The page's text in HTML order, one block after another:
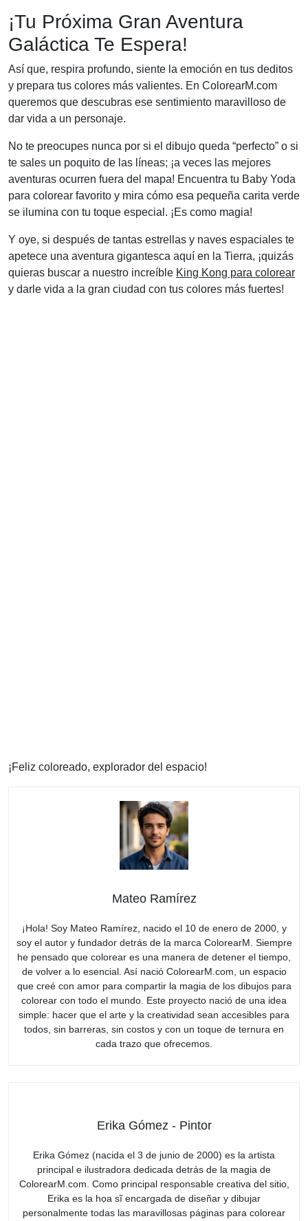
¡Tu Próxima Gran Aventura
Galáctica Te Espera!
Así que, respira profundo, siente la emoción en tus deditos
y prepara tus colores más valientes. En ColorearM.com
queremos que descubras ese sentimiento maravilloso de
dar vida a un personaje.
No te preocupes nunca por si el dibujo queda “perfecto” o si
te sales un poquito de las líneas; ¡a veces las mejores
aventuras ocurren fuera del mapa! Encuentra tu Baby Yoda
para colorear favorito y mira cómo esa pequeña carita verde
se ilumina con tu toque especial. ¡Es como magia!
Y oye, si después de tantas estrellas y naves espaciales te
apetece una aventura gigantesca aquí en la Tierra, ¡quizás
quieras buscar a nuestro increíble King Kong para colorear
y darle vida a la gran ciudad con tus colores más fuertes!
¡Feliz coloreado, explorador del espacio!
Mateo Ramírez
¡Hola! Soy Mateo Ramírez, nacido el 10 de enero de 2000, y
soy el autor y fundador detrás de la marca ColorearM. Siempre
he pensado que colorear es una manera de detener el tiempo,
de volver a lo esencial. Así nació ColorearM.com, un espacio
que creé con amor para compartir la magia de los dibujos para
colorear con todo el mundo. Este proyecto nació de una idea
simple: hacer que el arte y la creatividad sean accesibles para
todos, sin barreras, sin costos y con un toque de ternura en
cada trazo que ofrecemos.
Erika Gómez - Pintor
Erika Gómez (nacida el 3 de junio de 2000) es la artista
principal e ilustradora dedicada detrás de la magia de
ColorearM.com. Como principal responsable creativa del sitio,
Erika es la họa sĩ encargada de diseñar y dibujar
personalmente todas las maravillosas páginas para colorear